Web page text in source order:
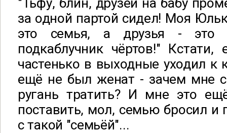
"Тьфу, блин, друзей на бабу
за одной партой сидел! Моя
это семья, а друзья - это
подкаблучник чёртов!"
частенько в выходные уходил к
ещё не был женат - зачем мне
ругань тратить? И мне это
поставить, мол, семью бросил
с такой "семьёй"...